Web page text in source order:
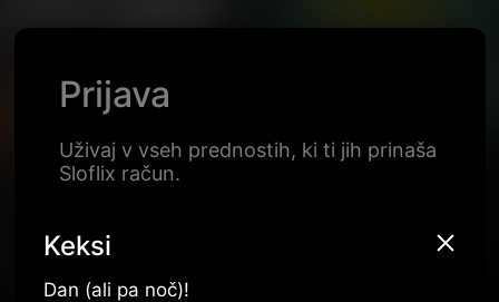
Prijava
Uživaj v vseh prednostih, ki ti jih prinaša
Sloflix račun.
Keksi
Dan (ali pa noč)!